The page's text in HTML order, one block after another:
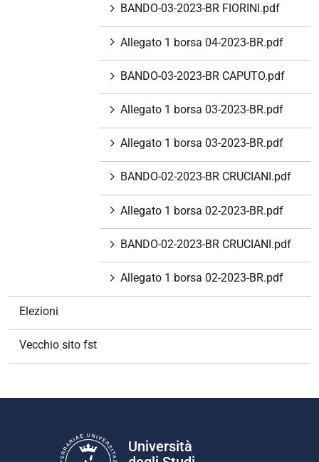
BANDO-03-2023-BR FIORINI.pdf
Allegato 1 borsa 04-2023-BR.pdf
BANDO-03-2023-BR CAPUTO.pdf
Allegato 1 borsa 03-2023-BR.pdf
Allegato 1 borsa 03-2023-BR.pdf
BANDO-02-2023-BR CRUCIANI.pdf
Allegato 1 borsa 02-2023-BR.pdf
BANDO-02-2023-BR CRUCIANI.pdf
Allegato 1 borsa 02-2023-BR.pdf
Elezioni
Vecchio sito fst
Università